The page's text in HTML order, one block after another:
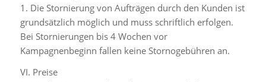
1. Die Stornierung von Aufträgen durch den Kunden ist
grundsätzlich möglich und muss schriftlich erfolgen.
Bei Stornierungen bis 4 Wochen vor
Kampagnenbeginn fallen keine Stornogebühren an.
VI. Preise